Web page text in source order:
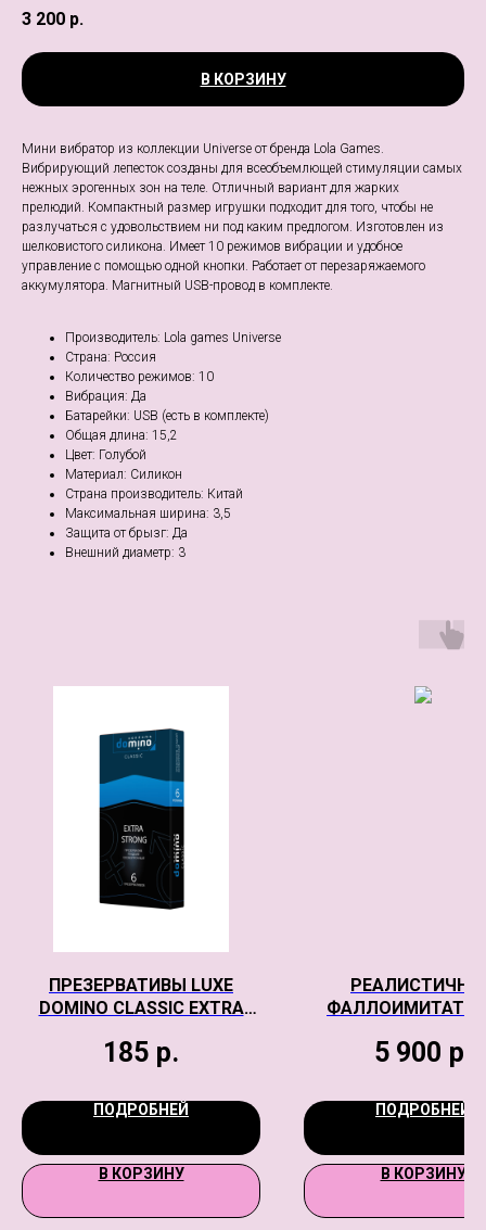
3 200 р.
В КОРЗИНУ
Мини вибратор из коллекции Universe от бренда Lola Games.
Вибрирующий лепесток созданы для всеобъемлющей стимуляции самых
нежных эрогенных зон на теле. Отличный вариант для жарких
прелюдий. Компактный размер игрушки подходит для того, чтобы не
разлучаться с удовольствием ни под каким предлогом. Изготовлен из
шелковистого силикона. Имеет 10 режимов вибрации и удобное
управление с помощью одной кнопки. Работает от перезаряжаемого
аккумулятора. Магнитный USB-провод в комплекте.
Производитель: Lola games Universe
Страна: Россия
Количество режимов: 10
Вибрация: Да
Батарейки: USB (есть в комплекте)
Общая длина: 15,2
Цвет: Голубой
Материал: Cиликон
Страна производитель: Китай
Максимальная ширина: 3,5
Защита от брызг: Да
Внешний диаметр: 3
ПРЕЗЕРВАТИВЫ LUXE
DOMINO CLASSIC EXTRA
185 р.
ПОДРОБНЕЙ
В КОРЗИНУ
ФАЛЛОИМИТАТОР
ТЕЛЕСНЫЙ, 22,5
5 900 р.
ПОДРОБНЕЙ
В КОРЗИНУ